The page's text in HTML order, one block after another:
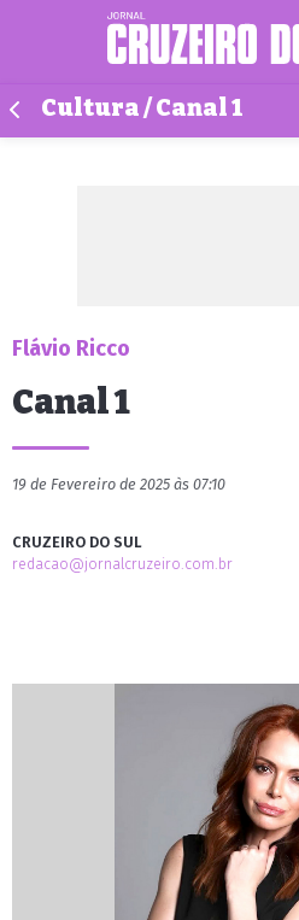
Cultura / Canal 1
Flávio Ricco
Canal 1
19 de Fevereiro de 2025 às 07:10
CRUZEIRO DO SUL
redacao@jornalcruzeiro.com.br